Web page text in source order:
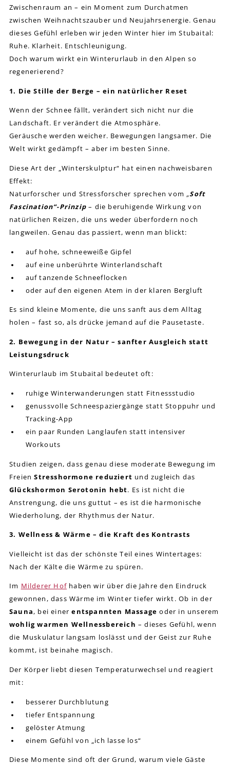
Zwischenraum an – ein Moment zum Durchatmen
zwischen Weihnachtszauber und Neujahrsenergie. Genau
dieses Gefühl erleben wir jeden Winter hier im Stubaital:
Ruhe. Klarheit. Entschleunigung.
Doch warum wirkt ein Winterurlaub in den Alpen so
regenerierend?
1. Die Stille der Berge – ein natürlicher Reset
Wenn der Schnee fällt, verändert sich nicht nur die
Landschaft. Er verändert die Atmosphäre.
Geräusche werden weicher. Bewegungen langsamer. Die
Welt wirkt gedämpft – aber im besten Sinne.
Diese Art der „Winterskulptur“ hat einen nachweisbaren
Effekt:
Naturforscher und Stressforscher sprechen vom „Soft
Fascination“-Prinzip – die beruhigende Wirkung von
natürlichen Reizen, die uns weder überfordern noch
langweilen. Genau das passiert, wenn man blickt:
auf hohe, schneeweiße Gipfel
auf eine unberührte Winterlandschaft
auf tanzende Schneeflocken
oder auf den eigenen Atem in der klaren Bergluft
Es sind kleine Momente, die uns sanft aus dem Alltag
holen – fast so, als drücke jemand auf die Pausetaste.
2. Bewegung in der Natur – sanfter Ausgleich statt
Leistungsdruck
Winterurlaub im Stubaital bedeutet oft:
ruhige Winterwanderungen statt Fitnessstudio
genussvolle Schneespaziergänge statt Stoppuhr und
Tracking-App
ein paar Runden Langlaufen statt intensiver
Workouts
Studien zeigen, dass genau diese moderate Bewegung im
FreienStresshormone reduziert und zugleich das
Glückshormon Serotonin hebt. Es ist nicht die
Anstrengung, die uns guttut – es ist die harmonische
Wiederholung, der Rhythmus der Natur.
3. Wellness & Wärme – die Kraft des Kontrasts
Vielleicht ist das der schönste Teil eines Wintertages:
Nach der Kälte die Wärme zu spüren.
Im Milderer Hof haben wir über die Jahre den Eindruck
gewonnen, dass Wärme im Winter tiefer wirkt. Ob in der
Sauna, bei einerentspannten Massage oder in unserem
wohlig warmen Wellnessbereich – dieses Gefühl, wenn
die Muskulatur langsam loslässt und der Geist zur Ruhe
kommt, ist beinahe magisch.
Der Körper liebt diesen Temperaturwechsel und reagiert
mit:
besserer Durchblutung
tiefer Entspannung
gelöster Atmung
einem Gefühl von „ich lasse los“
Diese Momente sind oft der Grund, warum viele Gäste